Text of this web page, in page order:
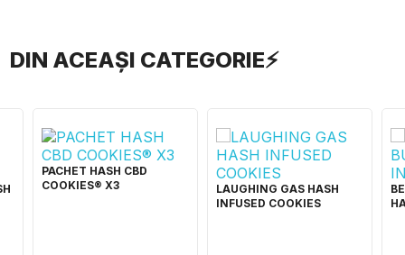
DIN ACEAȘI CATEGORIE⚡
PACHET HASH CBD
COOKIES® X3
LAUGHING GAS HASH
INFUSED COOKIES